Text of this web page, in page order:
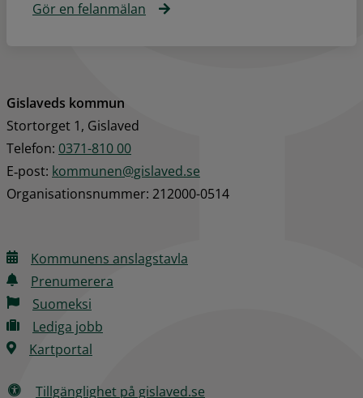
Gör en felanmälan
Gislaveds kommun
Stortorget 1, Gislaved
Telefon: 0371-810 00
E‑post: kommunen@gislaved.se
Organisationsnummer: 212000-0514
Kommunens anslagstavla
Prenumerera
Suomeksi
Lediga jobb
Kartportal
Tillgänglighet på gislaved.se